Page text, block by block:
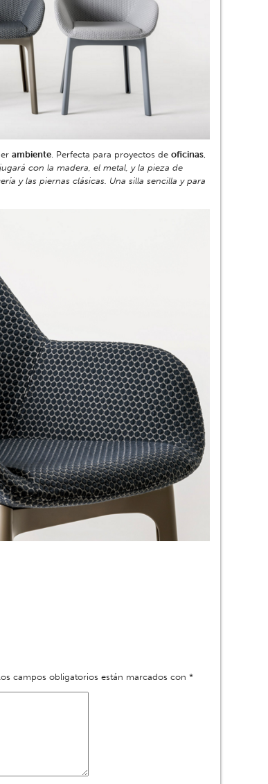
ambiente. Perfecta para proyectos de oficinas,
con la madera, el metal, y la pieza de
y las piernas clásicas. Una silla sencilla y para
campos obligatorios están marcados con *